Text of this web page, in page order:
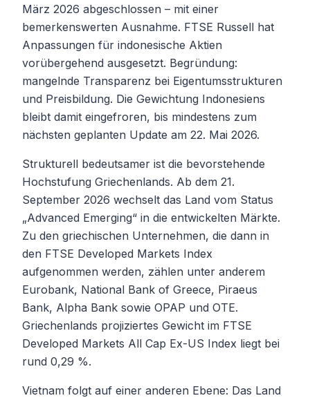
März 2026 abgeschlossen – mit einer
bemerkenswerten Ausnahme. FTSE Russell hat
Anpassungen für indonesische Aktien
vorübergehend ausgesetzt. Begründung:
mangelnde Transparenz bei Eigentumsstrukturen
und Preisbildung. Die Gewichtung Indonesiens
bleibt damit eingefroren, bis mindestens zum
nächsten geplanten Update am 22. Mai 2026.
Strukturell bedeutsamer ist die bevorstehende
Hochstufung Griechenlands. Ab dem 21.
September 2026 wechselt das Land vom Status
„Advanced Emerging“ in die entwickelten Märkte.
Zu den griechischen Unternehmen, die dann in
den FTSE Developed Markets Index
aufgenommen werden, zählen unter anderem
Eurobank, National Bank of Greece, Piraeus
Bank, Alpha Bank sowie OPAP und OTE.
Griechenlands projiziertes Gewicht im FTSE
Developed Markets All Cap Ex-US Index liegt bei
rund 0,29 %.
Vietnam folgt auf einer anderen Ebene: Das Land